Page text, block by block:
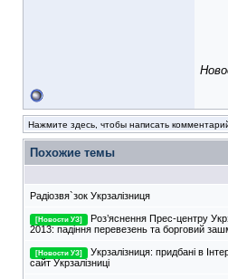
Нажмите здесь, чтобы написать
Похожие темы
Радіозвя`зок Укрзалізниця
[Новости УЗ]
Роз’яснення Прес-центру
2013: падіння перевезень та борговий
[Новости УЗ]
Укрзалізниця: придбані в
сайт Укрзалізниці